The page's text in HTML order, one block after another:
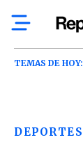
TEMAS DE HOY:
DEPORTES